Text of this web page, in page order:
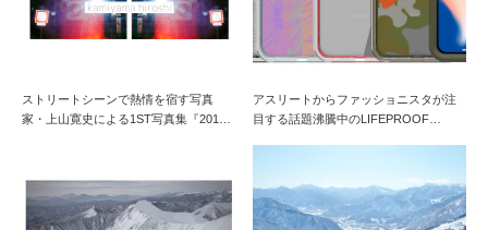
ストリートシーンで熱情を宿す写真
家・上山寛史による1ST写真集『201…
アスリートからファッショニスタが注
目する話題沸騰中のLIFEPROOF…